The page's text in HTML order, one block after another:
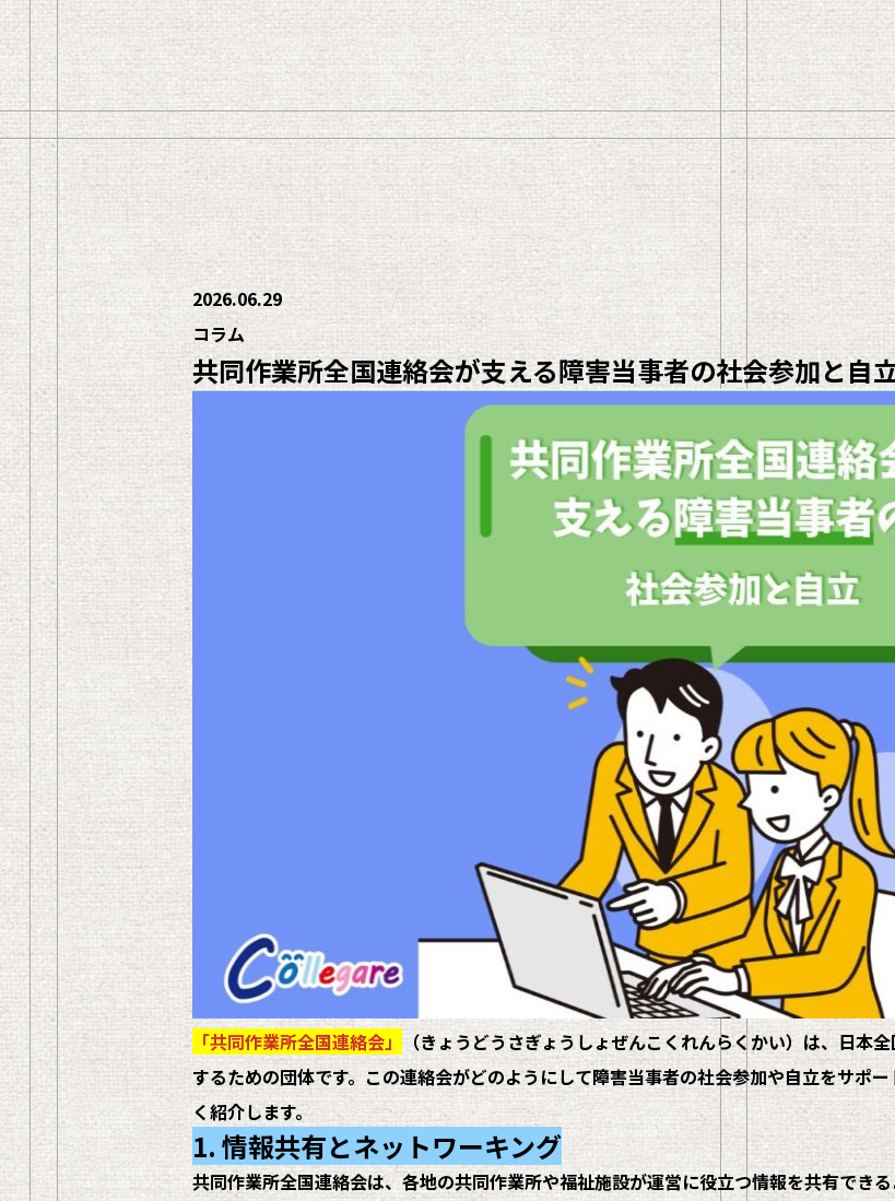
2026.06.29
コラム
共同作業所全国連絡会が支える障害当事者の社会参加と自
「共同作業所全国連絡会」 （きょうどうさぎょうしょぜんこくれんらくかい）は、日本
するための団体です。この連絡会がどのようにして障害当事者の社会参加や自立をサポ
く紹介します。
1. 情報共有とネットワーキング
共同作業所全国連絡会は、各地の共同作業所や福祉施設が運営に役立つ情報を共有でき